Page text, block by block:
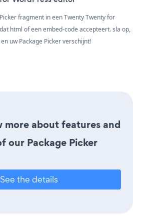
fragment in een Twenty Twenty for
html of een embed-code accepteert. sla op,
uw Package Picker verschijnt!
more about features and
our Package Picker
See the details